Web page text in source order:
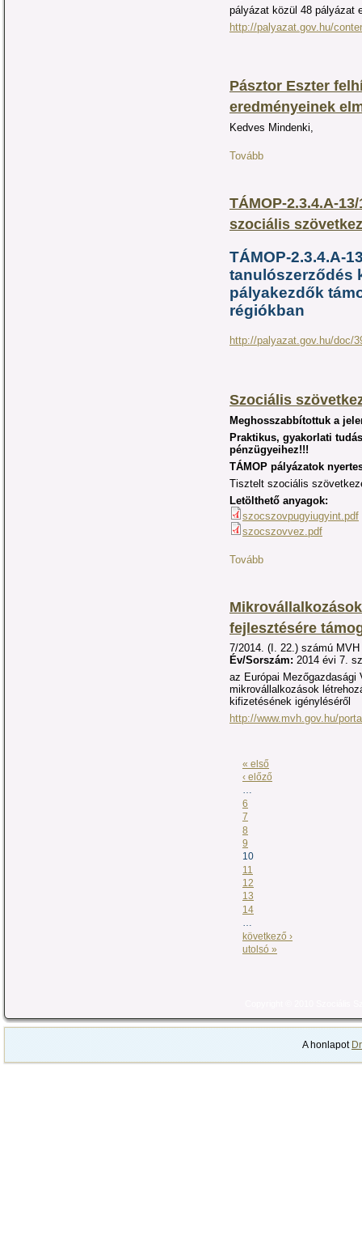
pályázat közül 48 pályázat
http://palyazat.gov.hu/
Pásztor Eszter
eredményeinek
Kedves Mindenki,
Tovább
TÁMOP-2.3.4.A-
szociális
TÁMOP-2.3.4.A-
tanulószerződés
pályakezdők
régiókban
http://palyazat.gov.hu/doc/
Szociális
Meghosszabbítottuk a
Praktikus, gyakorlati
pénzügyeihez!!!
TÁMOP pályázatok
Tisztelt szociális
Letölthető anyagok:
szocszovpugyiugyint.pdf
szocszovvez.pdf
Tovább
fejlesztésére
7/2014. (I. 22.) számú
Év/Sorszám: 2014 évi 7.
az Európai Mezőgazdasági
mikrovállalkozások
kifizetésének igényléséről
http://www.mvh.gov.hu/
« első
‹ előző
…
6
7
8
9
10
11
12
13
14
…
következő ›
utolsó »
A honlapot